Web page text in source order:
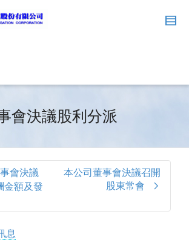
會決議股利分派
會決議
金額及發
本公司董事會決議召開
股東常會
息